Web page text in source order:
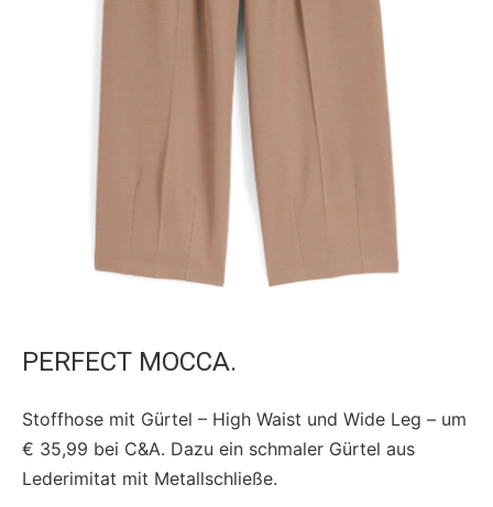
PERFECT MOCCA.
Stoffhose mit Gürtel – High Waist und Wide Leg – um
€ 35,99 bei C&A. Dazu ein schmaler Gürtel aus
Lederimitat mit Metallschließe.